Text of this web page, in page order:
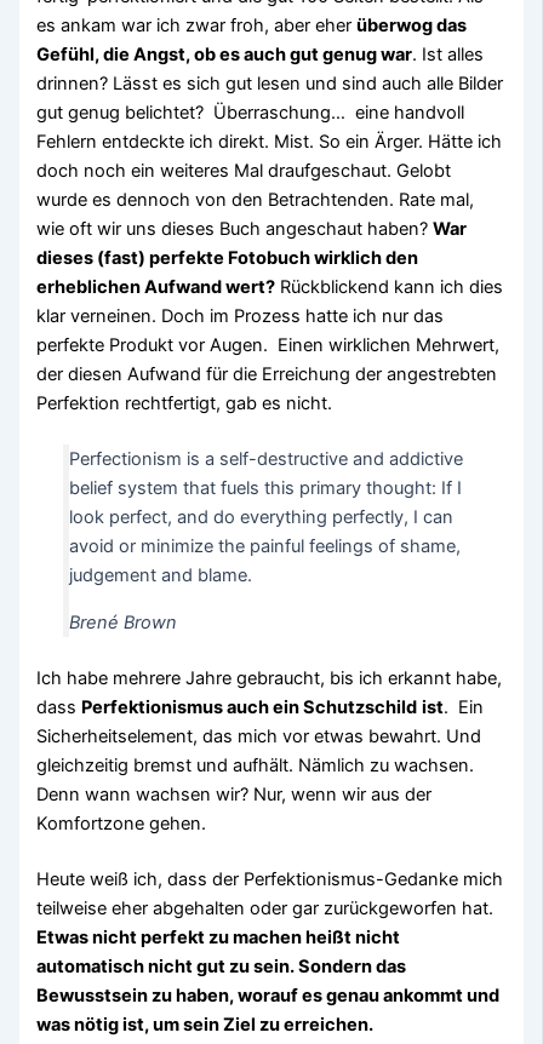
es ankam war ich zwar froh, aber eherüberwog das
Gefühl, die Angst, ob es auch gut genug war. Ist alles
drinnen? Lässt es sich gut lesen und sind auch alle Bilder
gut genug belichtet? Überraschung… eine handvoll
Fehlern entdeckte ich direkt. Mist. So ein Ärger. Hätte ich
doch noch ein weiteres Mal draufgeschaut. Gelobt
wurde es dennoch von den Betrachtenden. Rate mal,
wie oft wir uns dieses Buch angeschaut haben?War
dieses (fast) perfekte Fotobuch wirklich den
erheblichen Aufwand wert? Rückblickend kann ich dies
klar verneinen. Doch im Prozess hatte ich nur das
perfekte Produkt vor Augen. Einen wirklichen Mehrwert,
der diesen Aufwand für die Erreichung der angestrebten
Perfektion rechtfertigt, gab es nicht.
Perfectionism is a self-destructive and addictive
belief system that fuels this primary thought: If I
look perfect, and do everything perfectly, I can
avoid or minimize the painful feelings of shame,
judgement and blame.
Brené Brown
Ich habe mehrere Jahre gebraucht, bis ich erkannt habe,
dass Perfektionismus auch ein Schutzschild ist. Ein
Sicherheitselement, das mich vor etwas bewahrt. Und
gleichzeitig bremst und aufhält. Nämlich zu wachsen.
Denn wann wachsen wir? Nur, wenn wir aus der
Komfortzone gehen.
Heute weiß ich, dass der Perfektionismus-Gedanke mich
teilweise eher abgehalten oder gar zurückgeworfen hat.
Etwas nicht perfekt zu machen heißt nicht
automatisch nicht gut zu sein. Sondern das
Bewusstsein zu haben, worauf es genau ankommt und
was nötig ist, um sein Ziel zu erreichen.